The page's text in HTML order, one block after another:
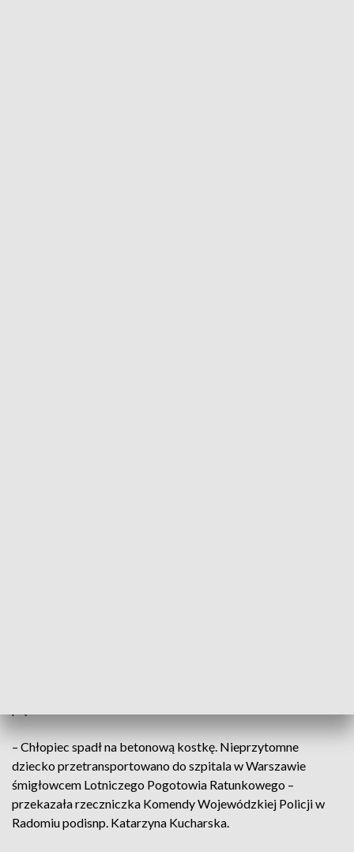
– Chłopiec spadł na betonową kostkę. Nieprzytomne
dziecko przetransportowano do szpitala w Warszawie
śmigłowcem Lotniczego Pogotowia Ratunkowego –
przekazała rzeczniczka Komendy Wojewódzkiej Policji w
Radomiu podisnp. Katarzyna Kucharska.